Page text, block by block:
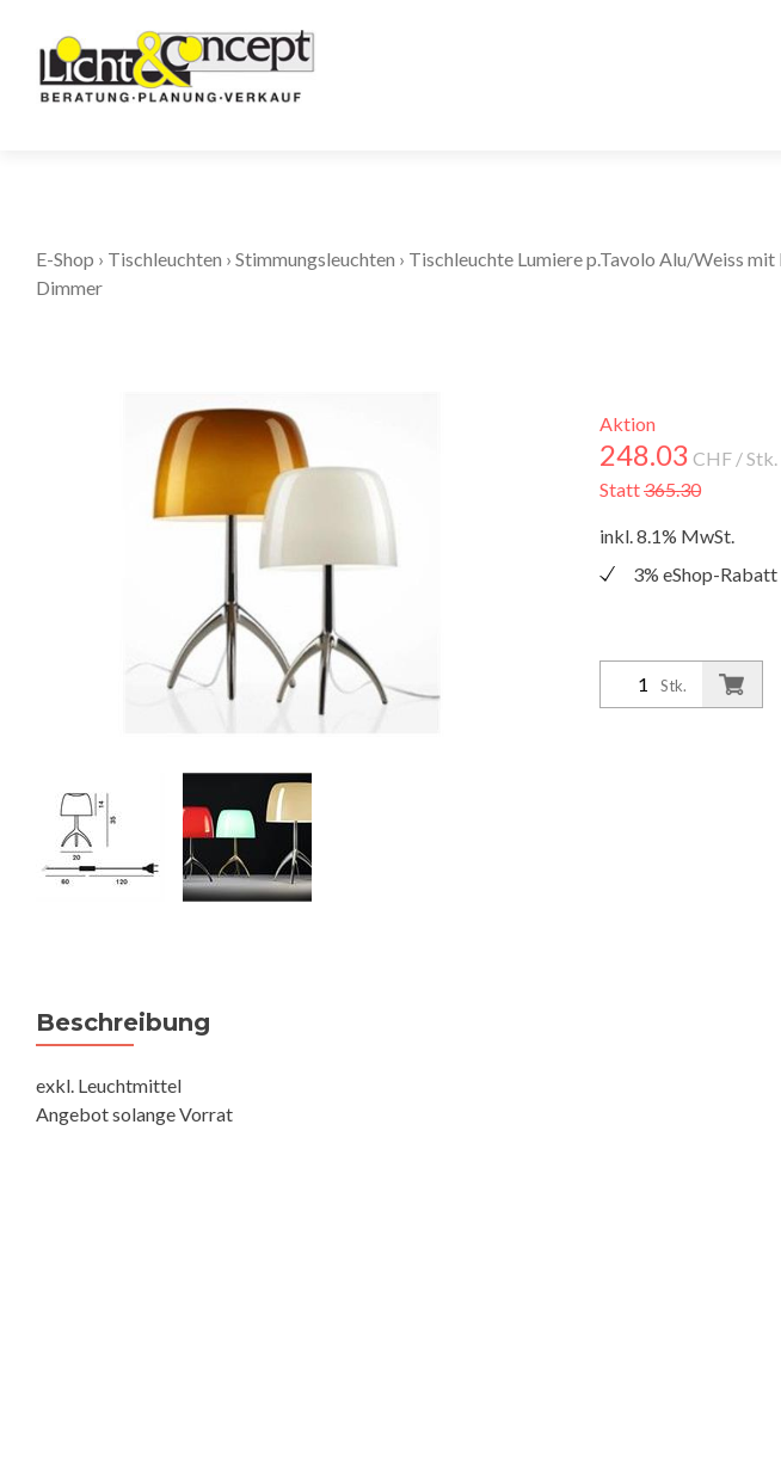
E-Shop › Tischleuchten › Stimmungsleuchten › Tischleuchte Lumiere p.Tavolo Alu/Weiss
Dimmer
Aktion
248.03 CHF / Stk.
Statt365.30
inkl. 8.1% MwSt.
3% eShop-Rabatt
Stk.
Beschreibung
exkl. Leuchtmittel
Angebot solange Vorrat